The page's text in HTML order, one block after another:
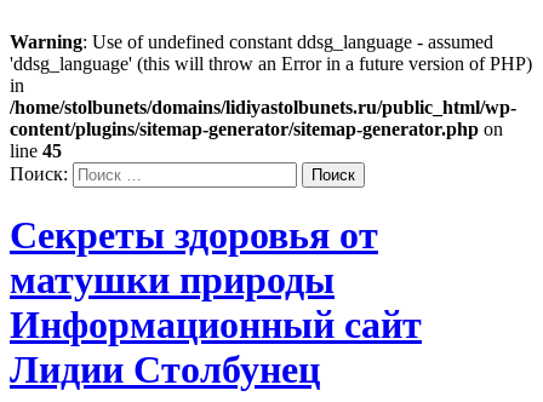
Warning: Use of undefined constant ddsg_language - assumed
'ddsg_language' (this will throw an Error in a future version of PHP)
in
/home/stolbunets/domains/lidiyastolbunets.ru/public_html/wp-
content/plugins/sitemap-generator/sitemap-generator.php on
line 45
Поиск:
Секреты здоровья от
матушки природы
Информационный сайт
Лидии Столбунец